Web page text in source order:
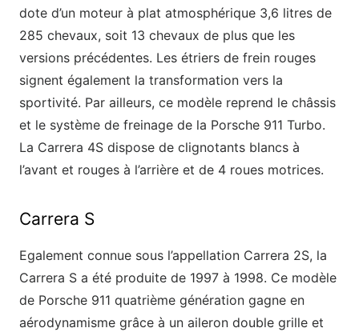
dote d’un moteur à plat atmosphérique 3,6 litres de
285 chevaux, soit 13 chevaux de plus que les
versions précédentes. Les étriers de frein rouges
signent également la transformation vers la
sportivité. Par ailleurs, ce modèle reprend le châssis
et le système de freinage de la Porsche 911 Turbo.
La Carrera 4S dispose de clignotants blancs à
l’avant et rouges à l’arrière et de 4 roues motrices.
Carrera S
Egalement connue sous l’appellation Carrera 2S, la
Carrera S a été produite de 1997 à 1998. Ce modèle
de Porsche 911 quatrième génération gagne en
aérodynamisme grâce à un aileron double grille et